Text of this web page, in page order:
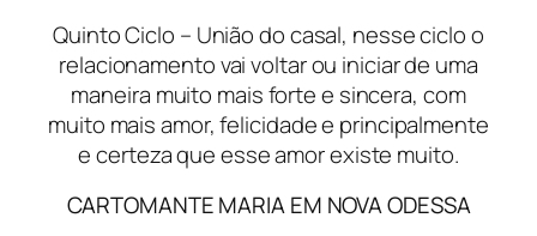
Quinto Ciclo – União do casal, nesse ciclo o
relacionamento vai voltar ou iniciar de uma
maneira muito mais forte e sincera, com
muito mais amor, felicidade e principalmente
e certeza que esse amor existe muito.
CARTOMANTE MARIA EM NOVA ODESSA